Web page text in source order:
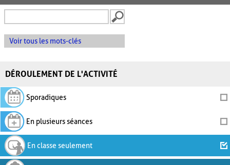
Voir tous les mots-clés
DÉROULEMENT DE L'ACTIVITÉ
Sporadiques
En plusieurs séances
En classe seulement